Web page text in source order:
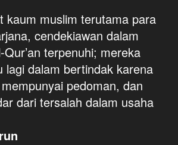
kaum muslim terutama para
cendekiawan dalam
terpenuhi; mereka
lagi dalam bertindak karena
pedoman, dan
dari tersalah dalam usaha